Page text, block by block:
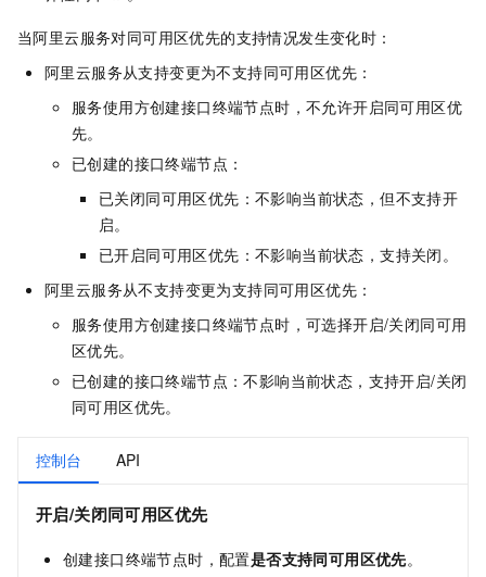
当阿里云服务对同可用区优先的支持情况发生变化时：
阿里云服务从支持变更为不支持同可用区优先：
服务使用方创建接口终端节点时，不允许开启同可用区优
先。
已创建的接口终端节点：
已关闭同可用区优先：不影响当前状态，但不支持开
启。
已开启同可用区优先：不影响当前状态，支持关闭。
阿里云服务从不支持变更为支持同可用区优先：
服务使用方创建接口终端节点时，可选择开启/关闭同可用
区优先。
已创建的接口终端节点：不影响当前状态，支持开启/关闭
同可用区优先。
控制台 API
开启/关闭同可用区优先
创建接口终端节点时，配置是否支持同可用区优先。